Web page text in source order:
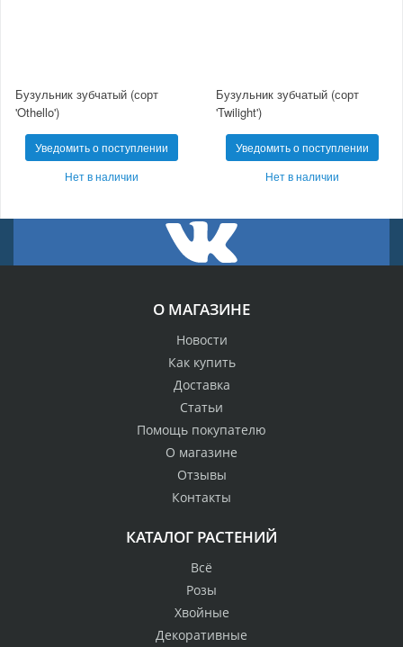
Бузульник зубчатый (сорт
'Othello')
Уведомить о поступлении
Нет в наличии
Бузульник зубчатый (сорт
'Twilight')
Уведомить о поступлении
Нет в наличии
О МАГАЗИНЕ
Новости
Как купить
Доставка
Статьи
Помощь покупателю
О магазине
Отзывы
Контакты
КАТАЛОГ РАСТЕНИЙ
Всё
Розы
Хвойные
Декоративные